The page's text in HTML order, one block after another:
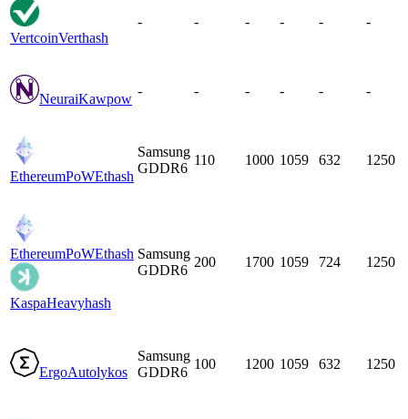
VertcoinVerthash
- - - - - -
NeuraiKawpow
- - - - - -
EthereumPoWEthash
Samsung
GDDR6
110 1000 1059 632 1250
EthereumPoWEthash
KaspaHeavyhash
Samsung
GDDR6
200 1700 1059 724 1250
ErgoAutolykos
Samsung
GDDR6
100 1200 1059 632 1250